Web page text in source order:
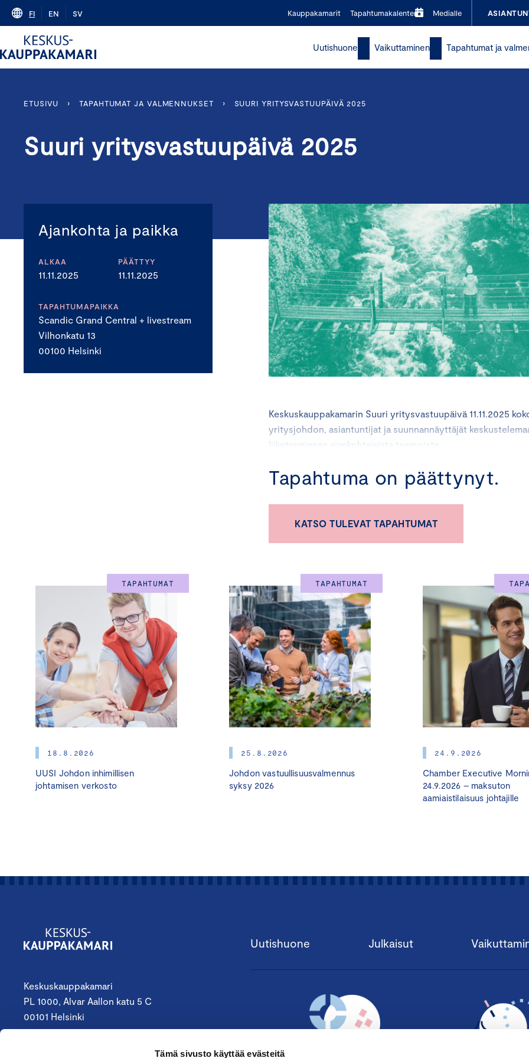
Tämä sivusto käyttää evästeitä
Skip
content
FI EN SV Kauppakamarit Tapahtumakalenteri Medialle
Uutishuone Vaikuttaminen Tapahtumat ja
ETUSIVU › TAPAHTUMAT JA VALMENNUKSET › SUURI YRITYSVASTUUPÄIVÄ 2025
Suuri yritysvastuupäivä 2025
Ajankohta ja paikka
ALKAA
11.11.2025
PÄÄTTYY
11.11.2025
TAPAHTUMAPAIKKA
Scandic Grand Central + livestream
Vilhonkatu 13
00100 Helsinki
Keskuskauppakamarin Suuri yritysvastuupäivä 11.11.2025
yritysjohdon, asiantuntijat ja suunnannäyttäjät
liiketoiminnan ajankohtaisista teemoista.
Yritysvastuun sääntely on liikkeessä – mutta globaalia
Vaikka raportointivelvoitteet lykkääntyvät, median,
pysyvät tiukasti yritysten vastuullisissa toimissa.
raporteista.
sääntely antaa hengähdystauon
– Miten rakennetaan yrityksien toimintakulttuuria, joka
– Mitä vastuullisuudessa kannattaa tehdä juuri nyt
Suuri yritysvastuupäivä on suunnattu yritysjohdolle,
vastuullisuusjohtajille, vastuullisuusasiantuntijoille sekä
vastuullisuusasioista kiinnostuneille.
11.30 – 12.30 Lounas
Tapahtuma on päättynyt.
KATSO TULEVAT TAPAHTUMAT
TAPAHTUMAT
18.8.2026
UUSI Johdon inhimillisen
johtamisen verkosto
TAPAHTUMAT
25.8.2026
Johdon vastuullisuusvalmennus
syksy 2026
24.9.2026
Chamber Executive
24.9.2026 – maksuton
aamiaistilaisuus johtajille
Keskuskauppakamari
PL 1000, Alvar Aallon katu 5 C
00101 Helsinki
keskuskauppakamari@chamber.fi
Uutishuone Julkaisut